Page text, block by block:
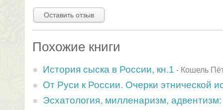
Оставить отзыв
Похожие книги
История сыска в России, кн.1 - Кошель
От Руси к России. Очерки этнической
Эсхатология, милленаризм,